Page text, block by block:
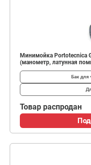
Минимойка Portotecnica
(манометр, латунная
Бак для
Товар распродан